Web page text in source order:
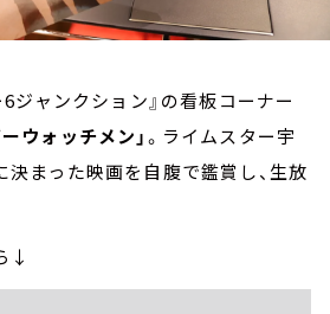
ジャンクション』の看板コーナー
ウォッチメン」。ライムスター宇
まった映画を自腹で鑑賞し、生放
↓